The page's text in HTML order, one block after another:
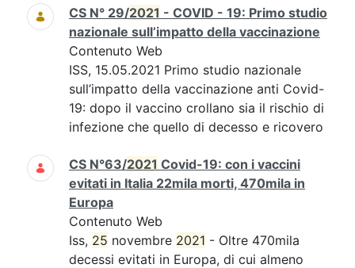
CS N° 29/2021 - COVID - 19: Primo studio
nazionale sull’impatto della vaccinazione
Contenuto Web
ISS, 15.05.2021 Primo studio nazionale
sull’impatto della vaccinazione anti Covid-
19: dopo il vaccino crollano sia il rischio di
infezione che quello di decesso e ricovero
CS N°63/2021 Covid-19: con i vaccini
evitati in Italia 22mila morti, 470mila in
Europa
Contenuto Web
Iss, 25 novembre 2021 - Oltre 470mila
decessi evitati in Europa, di cui almeno